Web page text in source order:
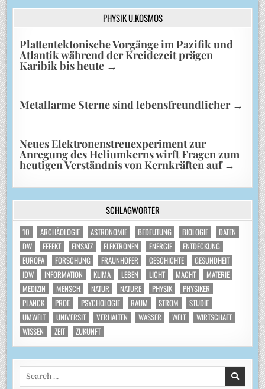
PHYSIK U.KOSMOS
Plattentektonische Vorgänge im Pazifik und
Atlantik während der Kreidezeit prägen
Karibik bis heute →
Metallarme Sterne sind lebensfreundlicher →
Neues Elektronenstreuexperiment zur
Anregung des Heliumkerns wirft Fragen zum
heutigen Verständnis von Kernkräften auf →
SCHLAGWÖRTER
10 ARCHÄOLOGIE ASTRONOMIE BEDEUTUNG BIOLOGIE
DATEN
DW
EFFEKT EINSATZ ELEKTRONEN ENERGIE
ENTDECKUNG
EUROPA
FORSCHUNG FRAUNHOFER GESCHICHTE
GESUNDHEIT
IDW
INFORMATION KLIMA LEBEN LICHT MACHT
MATERIE
MEDIZIN
MENSCH NATUR NATURE PHYSIK
PHYSIKER
PLANCK
PROF. PSYCHOLOGIE RAUM STROM
STUDIE
UMWELT
UNIVERSIT VERHALTEN WASSER WELT
WIRTSCHAFT
WISSEN
ZEIT ZUKUNFT